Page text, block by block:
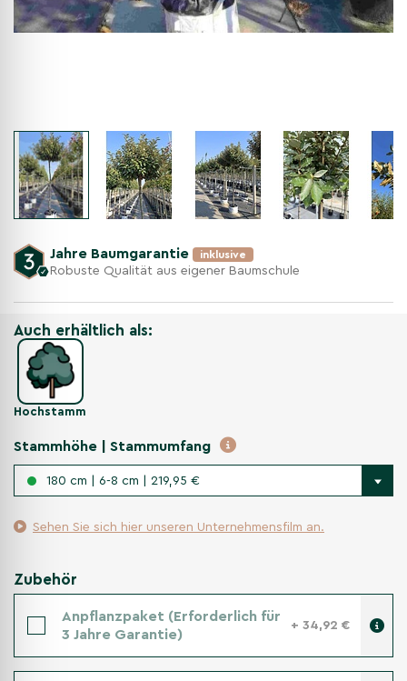
Jahre Baumgarantie inklusive
Robuste Qualität aus eigener Baumschule
Auch erhältlich als:
Hochstamm
Stammhöhe | Stammumfang
180 cm | 6-8 cm | 219,95 €
Sehen Sie sich hier unseren Unternehmensfilm an.
Zubehör
Anpflanzpaket (Erforderlich für
3 Jahre Garantie)
+ 34,92 €